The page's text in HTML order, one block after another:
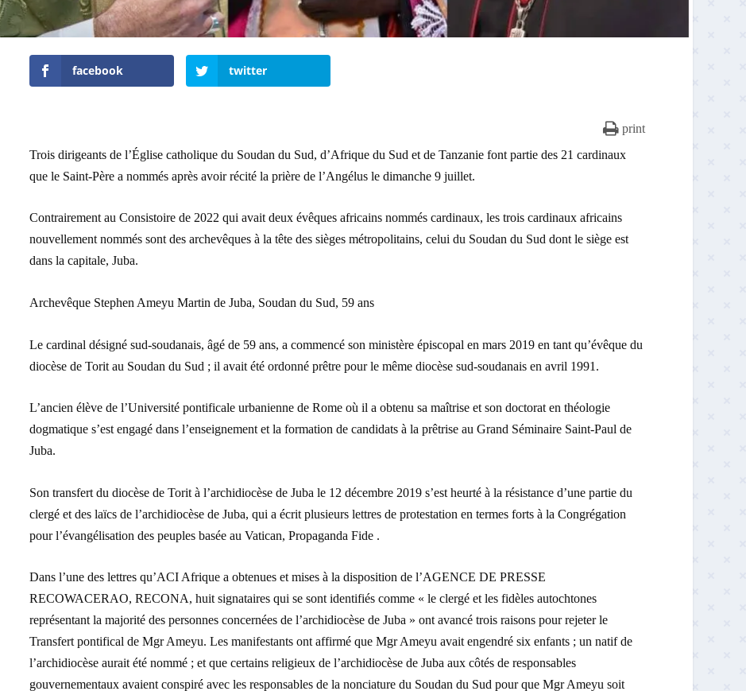
facebook twitter
print
Trois dirigeants de l’Église catholique du Soudan du Sud, d’Afrique du Sud et de Tanzanie font partie des 21 cardinaux
que le Saint-Père a nommés après avoir récité la prière de l’Angélus le dimanche 9 juillet.
Contrairement au Consistoire de 2022 qui avait deux évêques africains nommés cardinaux, les trois cardinaux africains
nouvellement nommés sont des archevêques à la tête des sièges métropolitains, celui du Soudan du Sud dont le siège est
dans la capitale, Juba.
Archevêque Stephen Ameyu Martin de Juba, Soudan du Sud, 59 ans
Le cardinal désigné sud-soudanais, âgé de 59 ans, a commencé son ministère épiscopal en mars 2019 en tant qu’évêque du
diocèse de Torit au Soudan du Sud ; il avait été ordonné prêtre pour le même diocèse sud-soudanais en avril 1991.
L’ancien élève de l’Université pontificale urbanienne de Rome où il a obtenu sa maîtrise et son doctorat en théologie
dogmatique s’est engagé dans l’enseignement et la formation de candidats à la prêtrise au Grand Séminaire Saint-Paul de
Juba.
Son transfert du diocèse de Torit à l’archidiocèse de Juba le 12 décembre 2019 s’est heurté à la résistance d’une partie du
clergé et des laïcs de l’archidiocèse de Juba, qui a écrit plusieurs lettres de protestation en termes forts à la Congrégation
pour l’évangélisation des peuples basée au Vatican, Propaganda Fide .
Dans l’une des lettres qu’ACI Afrique a obtenues et mises à la disposition de l’AGENCE DE PRESSE
RECOWACERAO, RECONA, huit signataires qui se sont identifiés comme « le clergé et les fidèles autochtones
représentant la majorité des personnes concernées de l’archidiocèse de Juba » ont avancé trois raisons pour rejeter le
Transfert pontifical de Mgr Ameyu. Les manifestants ont affirmé que Mgr Ameyu avait engendré six enfants ; un natif de
l’archidiocèse aurait été nommé ; et que certains religieux de l’archidiocèse de Juba aux côtés de responsables
gouvernementaux avaient conspiré avec les responsables de la nonciature du Soudan du Sud pour que Mgr Ameyu soit